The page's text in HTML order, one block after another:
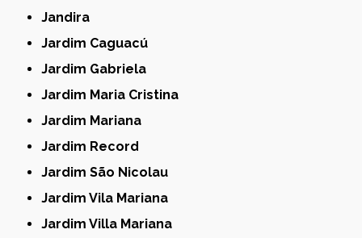
Jandira
Jardim Caguacú
Jardim Gabriela
Jardim Maria Cristina
Jardim Mariana
Jardim Record
Jardim São Nicolau
Jardim Vila Mariana
Jardim Villa Mariana